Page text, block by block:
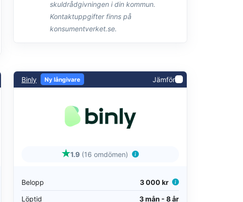
skuldrådgivningen i din kommun.
Kontaktuppgifter finns på
konsumentverket.se.
Binly Ny långivare Jämför
1.9 (16 omdömen)
Belopp
3 000 kr
Löptid
3 mån - 8 år